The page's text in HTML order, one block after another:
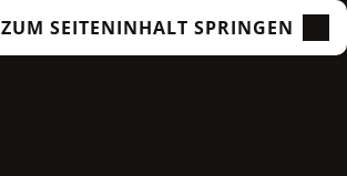
ZUM SEITENINHALT SPRINGEN